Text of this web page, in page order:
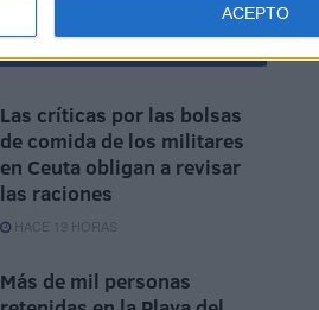
ACEPTO
Las críticas por las bolsas
de comida de los militares
en Ceuta obligan a revisar
las raciones
HACE 19 HORAS
Más de mil personas